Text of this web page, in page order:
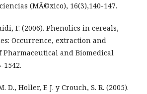
(MÃ©xico), 16(3),140-147.
F. (2006). Phenolics in cereals,
Occurrence, extraction and
Pharmaceutical and Biomedical
1542.
D., Holler, F. J. y Crouch, S. R. (2005).